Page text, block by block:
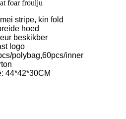
foar froulju
stripe, kin fold
hoed
beskikber
logo
polybag,60pcs/inner
44*42*30CM